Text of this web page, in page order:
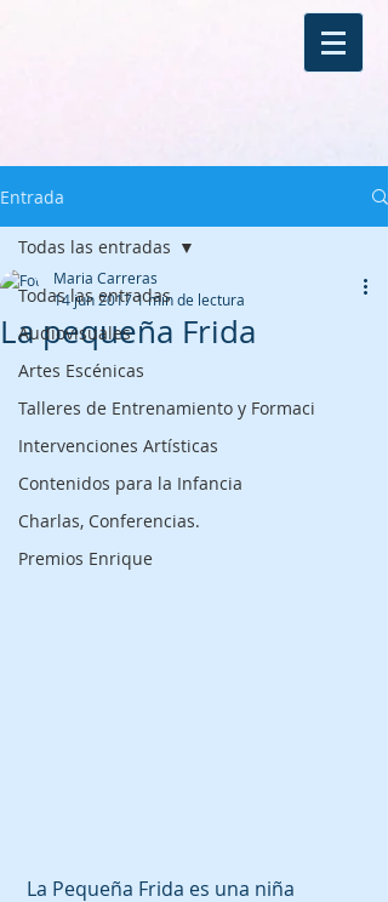
Entrada
Todas las entradas
Audiovisuales
Artes Escénicas
Talleres de Entrenamiento y Formaci
Intervenciones Artísticas
Contenidos para la Infancia
Charlas, Conferencias.
Premios Enrique
Todas las entradas
La pequeña Frida
Maria Carreras
14 jun 20171 min de lectura